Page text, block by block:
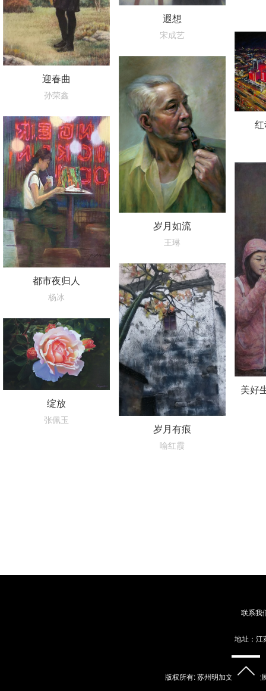
遐想
宋成艺
迎春曲
孙荣鑫
岁月如流
王琳
都市夜归人
杨冰
美好
岁月有痕
喻红霞
绽放
张佩玉
联系我
地址：江
版权所有: 苏州明加文化艺术发